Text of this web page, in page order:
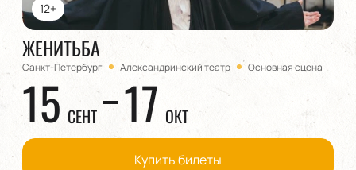
12+
ЖЕНИТЬБА
Санкт-Петербург Александринский театр Основная сцена
15 СЕНТ 17 ОКТ
Купить билеты